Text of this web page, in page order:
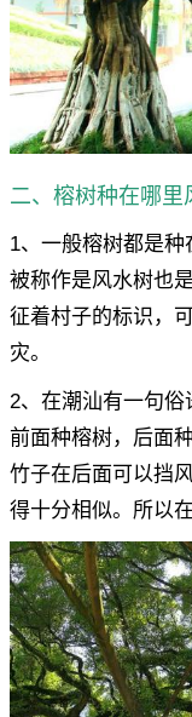
二、榕树种在哪里
1、一般榕树都是
被称作是风水树也
征着村子的标识，
灾。
2、在潮汕有一句
前面种榕树，后面
竹子在后面可以挡
得十分相似。所以